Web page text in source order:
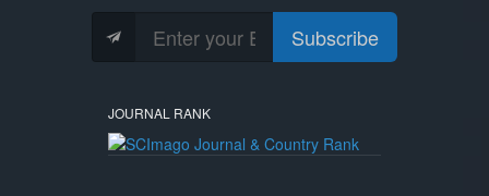
Subscribe
JOURNAL RANK